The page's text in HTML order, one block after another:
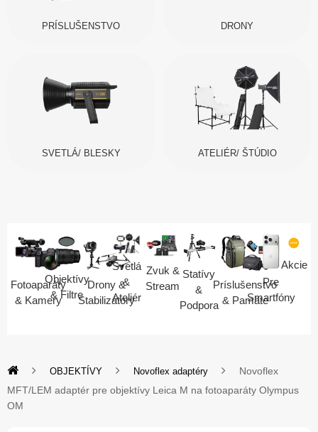
PRÍSLUŠENSTVO DRONY
SVETLÁ/ BLESKY ATELIÉR/ ŠTÚDIO
Fotoaparáty
& Kamery
Objektívy
& Filtre
Drony &
Stabilizátory
Svetlá
&
Ateliér
Zvuk &
Stream
Statívy
&
Podpora
Príslušenstvo
& Pamäte
Pre
Smartfóny
Akcie
OBJEKTÍVY Novoflex adaptéry
Novoflex
MFT/LEM adaptér pre objektívy Leica M na fotoaparáty Olympus
OM